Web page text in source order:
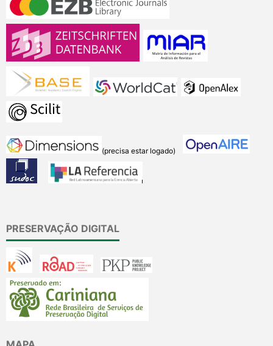
(precisa estar logado)
PRESERVAÇÃO DIGITAL